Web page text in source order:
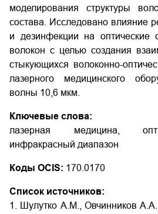
моделирования структуры
состава. Исследовано влияние
и дезинфекции на оптические
волокон с целью создания
стыкующихся волоконно-
лазерного медицинского
волны 10,6 мкм.
Ключевые слова:
лазерная медицина,
инфракрасный диапазон
Коды OCIS: 170.0170
Список источников:
1. Шулутко А.М., Овчинников